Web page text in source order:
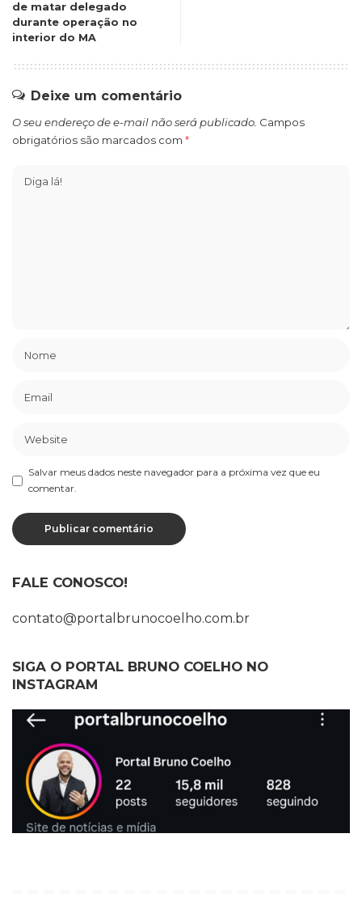
de matar delegado
durante operação no
interior do MA
Deixe um comentário
O seu endereço de e-mail não será publicado. Campos
obrigatórios são marcados com *
Salvar meus dados neste navegador para a próxima vez que eu
comentar.
FALE CONOSCO!
contato@portalbrunocoelho.com.br
SIGA O PORTAL BRUNO COELHO NO
INSTAGRAM